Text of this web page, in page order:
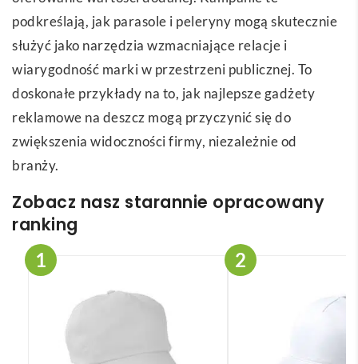
podkreślają, jak parasole i peleryny mogą skutecznie
służyć jako narzędzia wzmacniające relacje i
wiarygodność marki w przestrzeni publicznej. To
doskonałe przykłady na to, jak najlepsze gadżety
reklamowe na deszcz mogą przyczynić się do
zwiększenia widoczności firmy, niezależnie od
branży.
Zobacz nasz starannie opracowany
ranking